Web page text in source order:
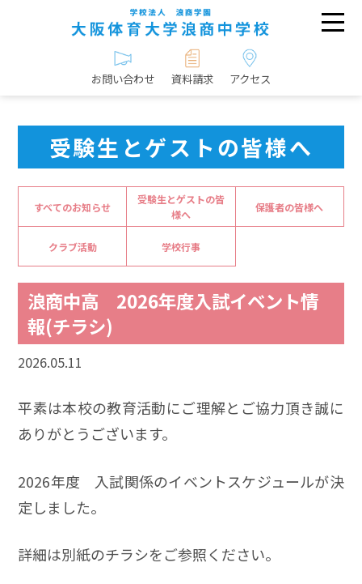
お問い合わせ 資料請求 アクセス
受験生とゲストの皆様へ
すべてのお知らせ
受験生とゲストの皆
様へ
保護者の皆様へ
クラブ活動 学校行事
浪商中高 2026年度入試イベント情
報(チラシ)
2026.05.11
平素は本校の教育活動にご理解とご協力頂き誠に
ありがとうございます。
2026年度 入試関係のイベントスケジュールが決
定しました。
詳細は別紙のチラシをご参照ください。